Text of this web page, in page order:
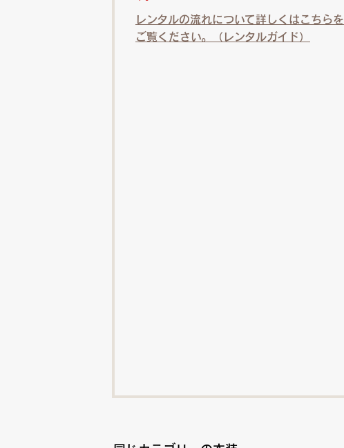
レンタルの流れについて詳しくはこちらを
ご覧ください。（レンタルガイド）